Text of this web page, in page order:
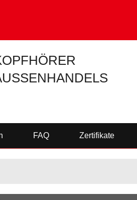
FAQ Zertifikate